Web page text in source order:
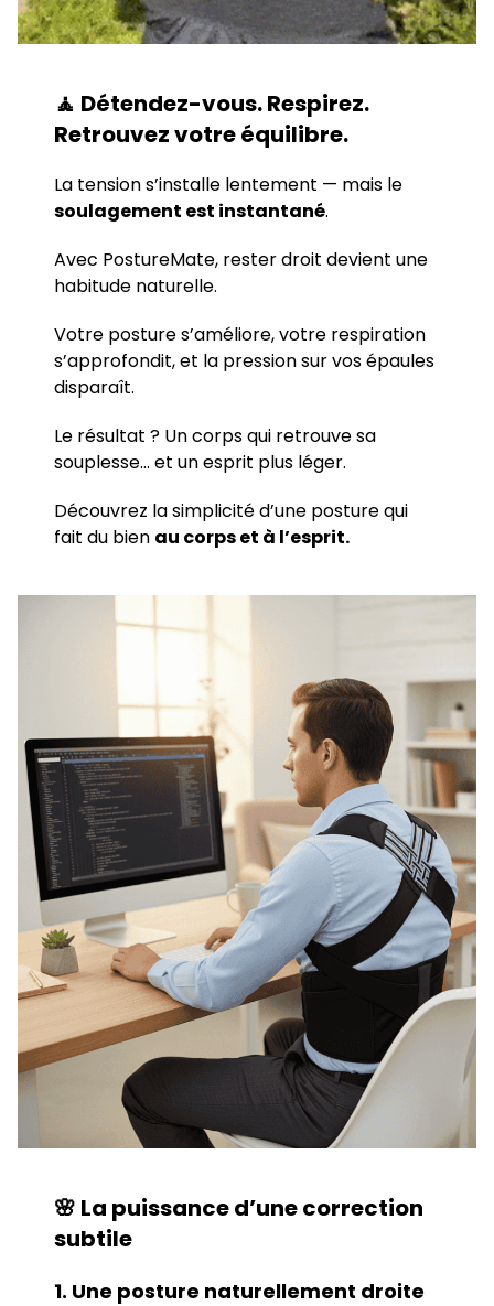
🧘 Détendez-vous. Respirez.
Retrouvez votre équilibre.
La tension s’installe lentement — mais le
soulagement est instantané.
Avec PostureMate, rester droit devient une
habitude naturelle.
Votre posture s’améliore, votre respiration
s’approfondit, et la pression sur vos épaules
disparaît.
Le résultat ? Un corps qui retrouve sa
souplesse… et un esprit plus léger.
Découvrez la simplicité d’une posture qui
fait du bien au corps et à l’esprit.
🌸 La puissance d’une correction
subtile
1. Une posture naturellement droite